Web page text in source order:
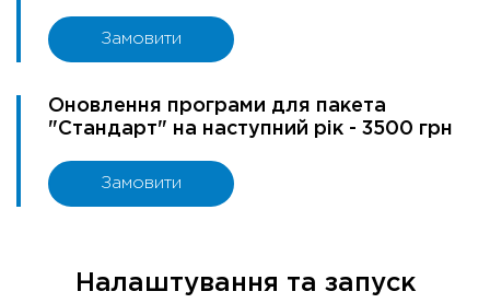
Замовити
Оновлення програми для пакета
"Стандарт" на наступний рік - 3500 грн
Замовити
Налаштування та запуск